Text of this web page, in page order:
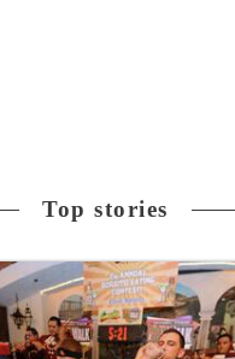
Top stories